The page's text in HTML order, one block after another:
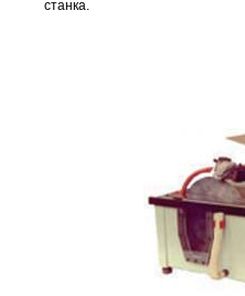
станка.